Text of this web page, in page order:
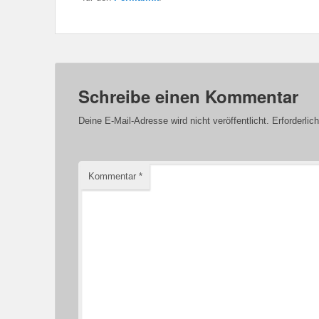
Schreibe einen Kommentar
Deine E-Mail-Adresse wird nicht veröffentlicht.
Kommentar *